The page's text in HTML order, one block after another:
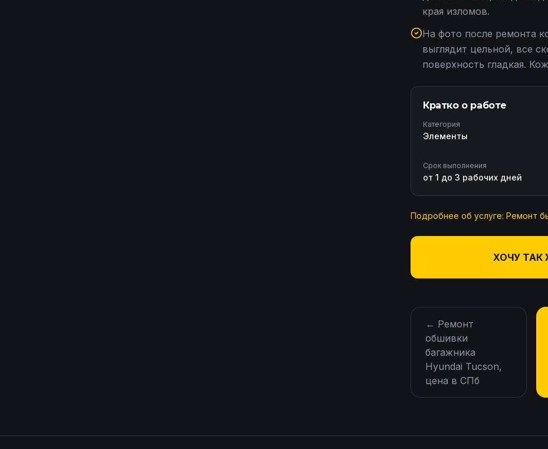
края изломов.
На фото после ремонта
выглядит цельной, все
поверхность гладкая.
Кратко о работе
Категория
Элементы
Срок выполнения
от 1 до 3 рабочих дней
Подробнее об услуге: Ремонт
ХОЧУ ТАК
← Ремонт
обшивки
багажника
Hyundai Tucson,
цена в СПб